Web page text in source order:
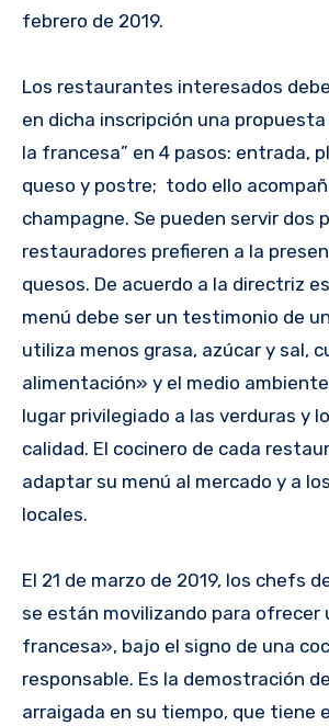
febrero de 2019.
Los restaurantes interesados
en dicha inscripción una propuesta
la francesa” en 4 pasos: entrada,
queso y postre; todo ello
champagne. Se pueden servir dos
restauradores prefieren a la
quesos. De acuerdo a la directriz
menú debe ser un testimonio de
utiliza menos grasa, azúcar y sal,
alimentación» y el medio
lugar privilegiado a las verduras y
calidad. El cocinero de cada
adaptar su menú al mercado y a
locales.
El 21 de marzo de 2019, los chefs
se están movilizando para ofrecer
francesa», bajo el signo de una
responsable. Es la demostración
arraigada en su tiempo, que tiene